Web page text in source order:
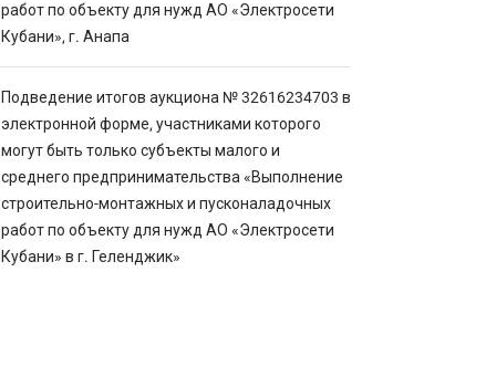
работ по объекту для нужд АО «Электросети
Кубани», г. Анапа
Подведение итогов аукциона № 32616234703 в
электронной форме, участниками которого
могут быть только субъекты малого и
среднего предпринимательства «Выполнение
строительно-монтажных и пусконаладочных
работ по объекту для нужд АО «Электросети
Кубани» в г. Геленджик»